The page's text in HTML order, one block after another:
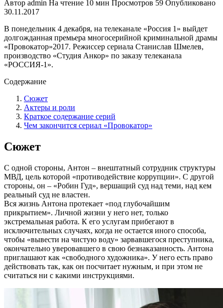
Автор admin На чтение 10 мин Просмотров 59 Опубликовано
30.11.2017
В понедельник 4 декабря, на телеканале «Россия 1» выйдет
долгожданная премьера многосерийной криминальной драмы
«Провокатор»2017. Режиссер сериала Станислав Шмелев,
производство «Студия Анкор» по заказу телеканала
«РОССИЯ-1».
Содержание
Сюжет
Актеры и роли
Краткое содержание серий
Чем закончится сериал «Провокатор»
Сюжет
С одной стороны, Антон – внештатный сотрудник структуры
МВД, цель которой «противодействие коррупции». С другой
стороны, он – «Робин Гуд», вершащий суд над теми, над кем
реальный суд не властен.
Вся жизнь Антона протекает «под глубочайшим
прикрытием». Личной жизни у него нет, только
экстремальная работа. К его услугам прибегают в
исключительных случаях, когда не остается иного способа,
чтобы «вывести на чистую воду» зарвавшегося преступника,
окончательно уверовавшего в свою безнаказанность. Антона
приглашают как «свободного художника». У него есть право
действовать так, как он посчитает нужным, и при этом не
считаться ни с какими инструкциями.